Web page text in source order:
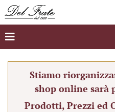
Stiamo
shop online sarà
Prodotti, Prezzi ed